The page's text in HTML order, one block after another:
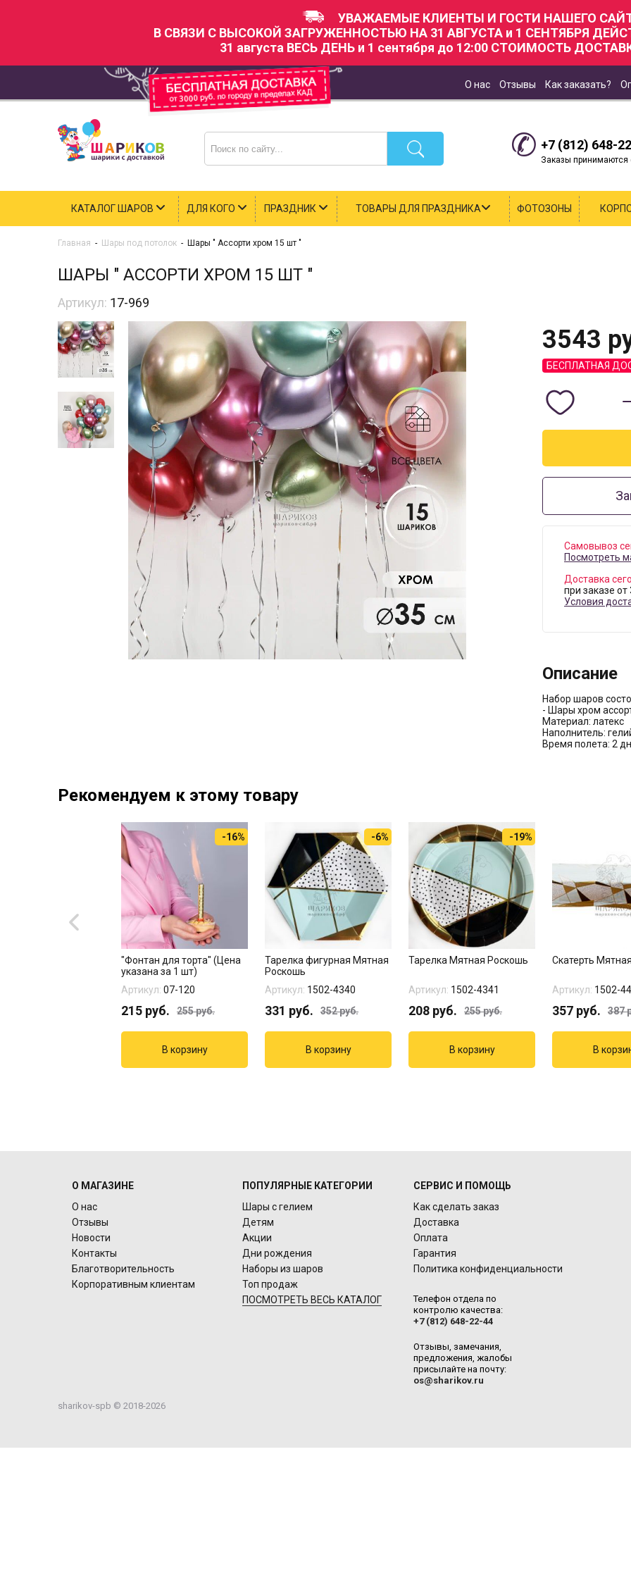
УВАЖАЕМЫЕ КЛИЕНТЫ И ГОСТИ НАШЕГО
В СВЯЗИ С ВЫСОКОЙ ЗАГРУЖЕННОСТЬЮ НА 31 АВГУСТА и 1 СЕНТЯБРЯ
31 августа ВЕСЬ ДЕНЬ и 1 сентября до 12:00 СТОИМОСТЬ
О нас Отзывы Как заказать?
+7 (812) 648-
Заказы принимаются
КАТАЛОГ ШАРОВ ДЛЯ КОГО ПРАЗДНИК ТОВАРЫ ДЛЯ ПРАЗДНИКА ФОТОЗОНЫ
Главная - Шары под потолок - Шары " Ассорти хром 15 шт "
ШАРЫ " АССОРТИ ХРОМ 15 ШТ "
Артикул: 17-969
3543
БЕСПЛАТНАЯ
Самовывоз
Посмотреть
Доставка
при заказе
Условия
Описание
Набор шаров
- Шары хром
Материал: латекс
Наполнитель:
Время полета: 2
Рекомендуем к этому товару
-16%
"Фонтан для торта" (Цена
указана за 1 шт)
Артикул: 07-120
215 руб. 255руб.
-6%
Тарелка фигурная Мятная
Роскошь
Артикул: 1502-4340
331 руб. 352руб.
-19%
Тарелка Мятная Роскошь
Артикул: 1502-4341
208 руб. 255руб.
Скатерть
Артикул: 1502-
357 руб. 387
О МАГАЗИНЕ
О нас
Отзывы
Новости
Контакты
Благотворительность
Корпоративным клиентам
ПОПУЛЯРНЫЕ КАТЕГОРИИ
Шары с гелием
Детям
Акции
Дни рождения
Наборы из шаров
Топ продаж
ПОСМОТРЕТЬ ВЕСЬ КАТАЛОГ
СЕРВИС И ПОМОЩЬ
Как сделать заказ
Доставка
Оплата
Гарантия
Политика конфиденциальности
Телефон отдела по
контролю качества:
+7 (812) 648-22-44
Отзывы, замечания,
предложения, жалобы
присылайте на почту:
os@sharikov.ru
sharikov-spb © 2018-2026